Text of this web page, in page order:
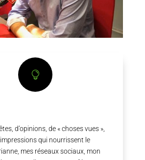

d’opinions, de « choses vues »,
qui nourrissent le
mes réseaux sociaux, mon